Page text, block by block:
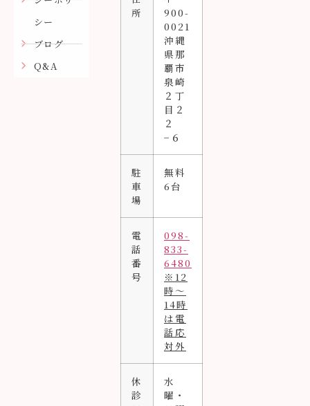
シー
ブログ
Q&A
所
900-
0021
沖縄
県那
覇市
泉崎
２丁
目２
２
−６
駐
車
場
無料
6台
電
話
番
号
098-
833-
6480
※12
時〜
14時
は電
話応
対外
休
診
水
曜・